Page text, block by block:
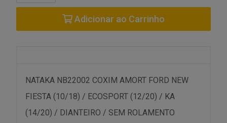
Adicionar ao Carrinho
NATAKA NB22002 COXIM AMORT FORD NEW
FIESTA (10/18) / ECOSPORT (12/20) / KA
(14/20) / DIANTEIRO / SEM ROLAMENTO